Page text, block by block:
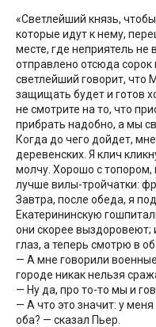
«Светлейший князь,
которые идут к нему,
месте, где неприятель не
отправлено отсюда
светлейший говорит, что
защищать будет и готов
не смотрите на то, что
прибрать надобно, а мы
Когда до чего дойдет,
деревенских. Я клич
молчу. Хорошо с топором,
лучше вилы-тройчатки:
Завтра, после обеда, я
Екатерининскую
они скорее выздоровеют;
глаз, а теперь смотрю в
— А мне говорили
городе никак нельзя
— Ну да, про то-то мы и
— А что это значит: у
оба? — сказал Пьер.